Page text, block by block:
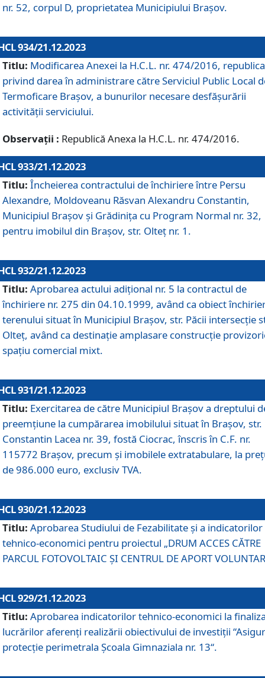
nr. 52, corpul D, proprietatea Municipiului Brașov.
934/21.12.2023
Titlu: Modificarea Anexei la H.C.L. nr. 474/2016,
privind darea în administrare către Serviciul Public Local
Termoficare Braşov, a bunurilor necesare desfăşurării
activităţii serviciului.
Observații : Republică Anexa la H.C.L. nr. 474/2016.
933/21.12.2023
Titlu: Încheierea contractului de închiriere între Persu
Alexandre, Moldoveanu Răsvan Alexandru Constantin,
Municipiul Braşov şi Grădinița cu Program Normal nr. 32,
pentru imobilul din Brașov, str. Olteț nr. 1.
932/21.12.2023
Titlu: Aprobarea actului adițional nr. 5 la contractul de
închiriere nr. 275 din 04.10.1999, având ca obiect
terenului situat în Municipiul Brașov, str. Păcii intersecție
Olteț, având ca destinație amplasare construcție
spațiu comercial mixt.
931/21.12.2023
Titlu: Exercitarea de către Municipiul Brașov a dreptului
preemțiune la cumpărarea imobilului situat în Brașov, str.
Constantin Lacea nr. 39, fostă Ciocrac, înscris în C.F. nr.
115772 Brașov, precum și imobilele extratabulare, la
de 986.000 euro, exclusiv TVA.
930/21.12.2023
Titlu: Aprobarea Studiului de Fezabilitate și a indicatorilor
tehnico-economici pentru proiectul „DRUM ACCES CĂTRE
PARCUL FOTOVOLTAIC ȘI CENTRUL DE APORT
929/21.12.2023
Titlu: Aprobarea indicatorilor tehnico-economici la
lucrărilor aferenți realizării obiectivului de investiții
protecție perimetrala Școala Gimnaziala nr. 13“.